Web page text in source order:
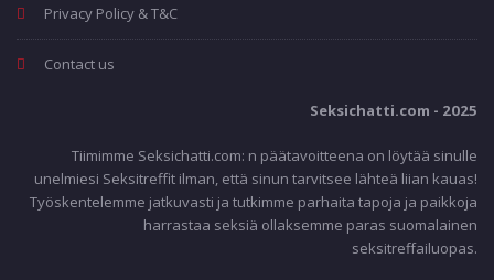
Privacy Policy & T&C
Contact us
Seksichatti.com - 2025
Tiimimme Seksichatti.com: n päätavoitteena on löytää sinulle
unelmiesi Seksitreffit ilman, että sinun tarvitsee lähteä liian kauas!
Työskentelemme jatkuvasti ja tutkimme parhaita tapoja ja paikkoja
harrastaa seksiä ollaksemme paras suomalainen
seksitreffailuopas.